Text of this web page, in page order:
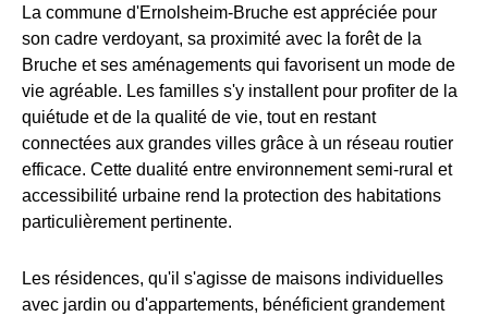
La commune d'Ernolsheim-Bruche est appréciée pour
son cadre verdoyant, sa proximité avec la forêt de la
Bruche et ses aménagements qui favorisent un mode de
vie agréable. Les familles s'y installent pour profiter de la
quiétude et de la qualité de vie, tout en restant
connectées aux grandes villes grâce à un réseau routier
efficace. Cette dualité entre environnement semi-rural et
accessibilité urbaine rend la protection des habitations
particulièrement pertinente.
Les résidences, qu'il s'agisse de maisons individuelles
avec jardin ou d'appartements, bénéficient grandement